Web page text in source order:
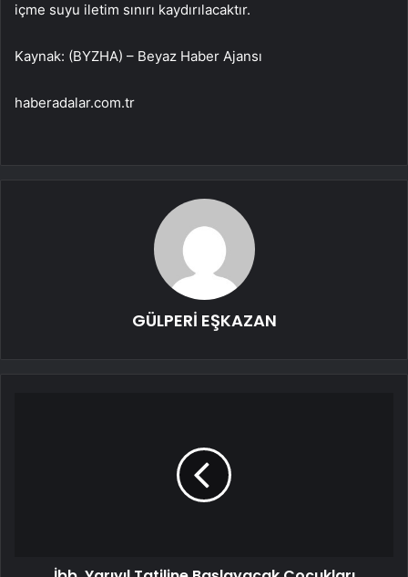
içme suyu iletim sınırı kaydırılacaktır.
Kaynak: (BYZHA) – Beyaz Haber Ajansı
haberadalar.com.tr
GÜLPERİ EŞKAZAN